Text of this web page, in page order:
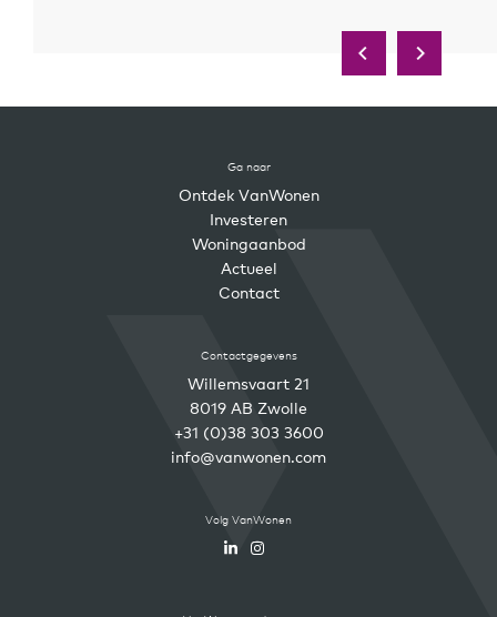
Ga naar
Ontdek VanWonen
Investeren
Woningaanbod
Actueel
Contact
Contactgegevens
Willemsvaart 21
8019 AB Zwolle
+31 (0)38 303 3600
info@vanwonen.com
Volg VanWonen